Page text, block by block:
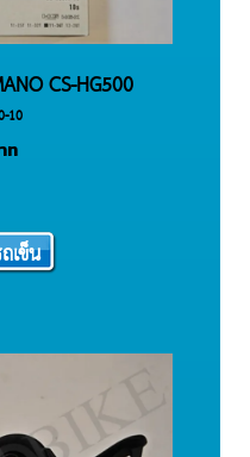
CS-HG500
10 สปีด
10
ท
เข็น